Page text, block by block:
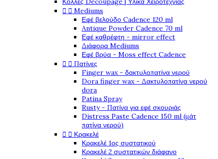
  Mediums
Εφέ βελούδο Cadence 120 ml
Antique Powder Cadence 70 ml
Εφέ καθρέφτη - mirror effect
Διάφορα Mediums
Εφέ βρύα - Moss effect Cadence
  Πατίνες
Finger wax - δακτυλοπατίνα νερού
Dora finger wax - Δακτυλοπατίνα νερού
dora
Patina Spray
Rusty - Πατίνα για εφέ σκουριάς
Distress Paste Cadence 150 ml (μάτ
πατίνα νερού)
  Κρακελέ
Κρακελέ 1ος συστατικού
Κρακελέ 2 συστατικών διάφανο